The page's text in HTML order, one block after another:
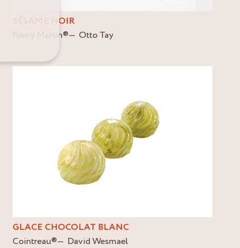
SÉSAME NOIR
Rémy Martin® Otto Tay
GLACE CHOCOLAT BLANC
Cointreau®
David Wesmael